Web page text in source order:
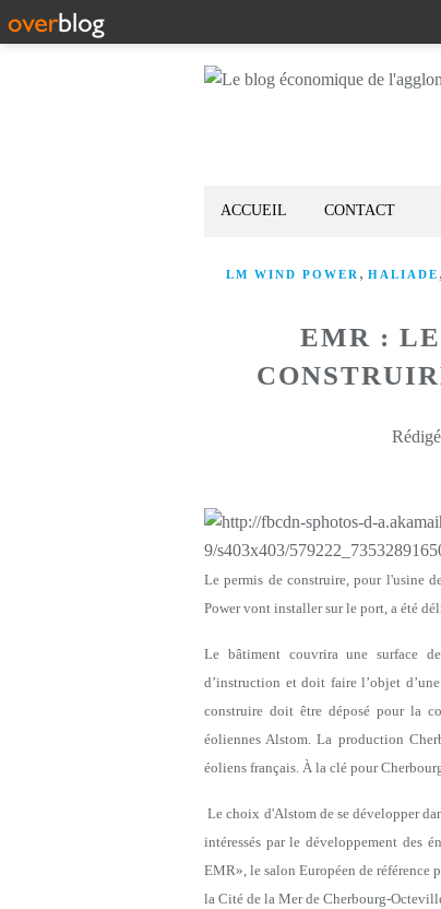
ACCUEIL CONTACT
LM WIND POWER , HALIADE ,
EMR :
Le permis de construire, pour l'usine
Power vont installer sur le port, a été
Le bâtiment couvrira une surface
d’instruction et doit faire l’objet
construire doit être déposé pour la
éoliennes Alstom. La production
éoliens français. À la clé pour
Le choix d'Alstom de se développer
intéressés par le développement des
EMR», le salon Européen de référence
la Cité de la Mer de Cherbourg-